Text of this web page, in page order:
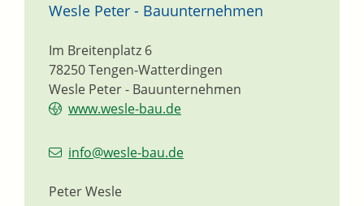
Wesle Peter - Bauunternehmen
Wesle Peter - Bauunternehmen
Im Breitenplatz 6
78250Tengen-Watterdingen
www.wesle-bau.de
info@wesle-bau.de
Peter Wesle